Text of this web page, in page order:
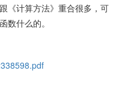
《计算方法》重合很多，可
数什么的。